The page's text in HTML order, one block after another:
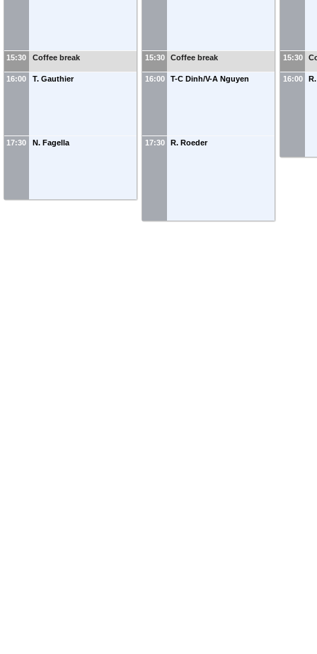
15:30 Coffee break
16:00 T. Gauthier
17:30 N. Fagella
15:30 Coffee break
16:00 T-C Dinh/V-A Nguyen
17:30 R. Roeder
15:30
16:00